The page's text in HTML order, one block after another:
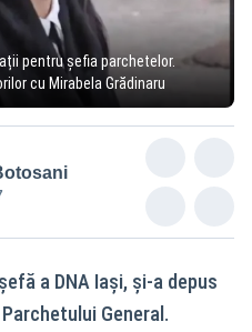
pentru șefia parchetelor.
cu Mirabela Grădinaru
a DNA Iași, și-a depus
General.